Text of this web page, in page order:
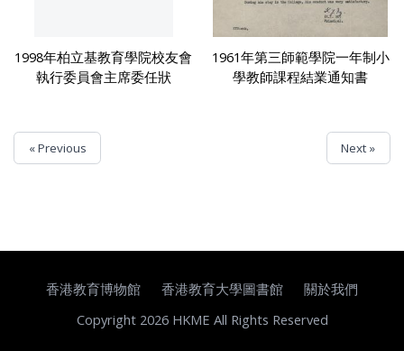
1998年柏立基教育學院校友會
執行委員會主席委任狀
1961年第三師範學院一年制小
學教師課程結業通知書
« Previous Next »
香港教育博物館 香港教育大學圖書館
關於我們
Copyright 2026 HKME All Rights Reserved